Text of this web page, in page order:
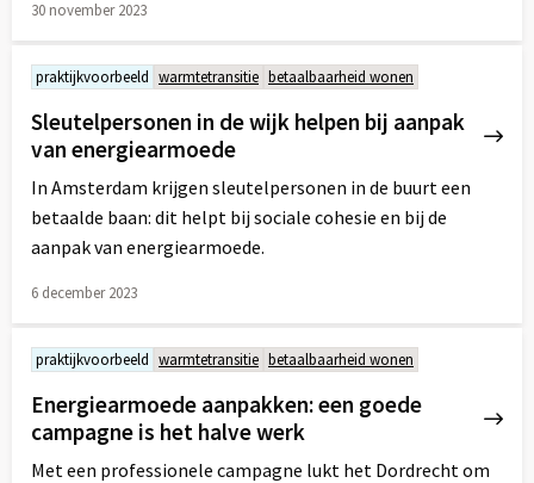
30 november 2023
meer
over
praktijkvoorbeeld warmtetransitie betaalbaarheid wonen
Sleutelpersonen in de wijk helpen bij aanpak
van energiearmoede
In Amsterdam krijgen sleutelpersonen in de buurt een
betaalde baan: dit helpt bij sociale cohesie en bij de
aanpak van energiearmoede.
6 december 2023
meer
over
praktijkvoorbeeld warmtetransitie betaalbaarheid wonen
Energiearmoede aanpakken: een goede
campagne is het halve werk
Met een professionele campagne lukt het Dordrecht om